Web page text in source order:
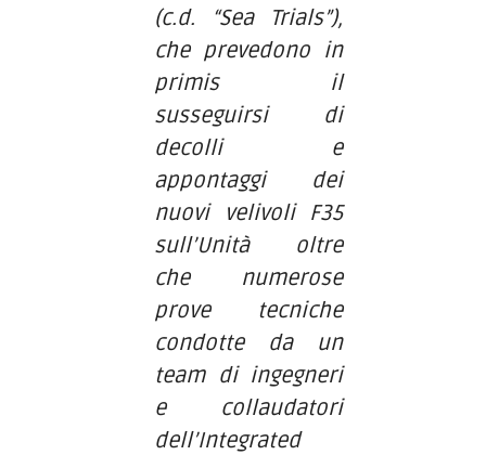
(c.d. “Sea Trials”),
che prevedono in
primis il
susseguirsi di
decolli e
appontaggi dei
nuovi velivoli F35
sull’Unità oltre
che numerose
prove tecniche
condotte da un
team di ingegneri
e collaudatori
dell’Integrated